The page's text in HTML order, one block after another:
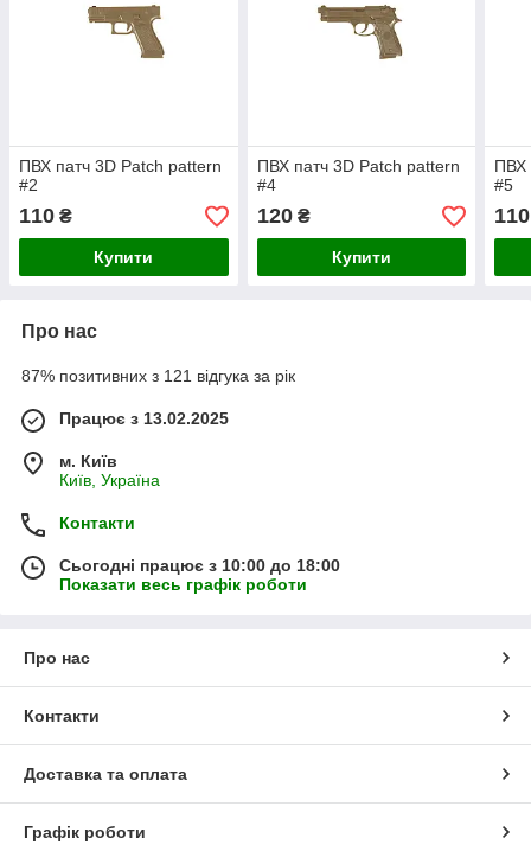
ПВХ патч 3D Patch pattern
#2
110 ₴
Купити
ПВХ патч 3D Patch pattern
#4
120₴
Купити
ПВХ
#5
110
Про нас
87% позитивних з 121 відгука за рік
Працює з 13.02.2025
м. Київ
Київ, Україна
Контакти
Сьогодні працює з 10:00 до 18:00
Показати весь графік роботи
Про нас
Контакти
Доставка та оплата
Графік роботи